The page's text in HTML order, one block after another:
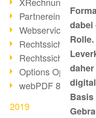
Partnereinsatz
Webservice
Rechtssichere
Rechtssichere
Options Operation
webPDF 8
2019
dabei
Basis